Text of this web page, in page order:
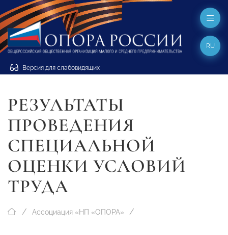
Версия для слабовидящих
RU
РЕЗУЛЬТАТЫ
ПРОВЕДЕНИЯ
СПЕЦИАЛЬНОЙ
ОЦЕНКИ УСЛОВИЙ
ТРУДА
Ассоциация «НП «ОПОРА»